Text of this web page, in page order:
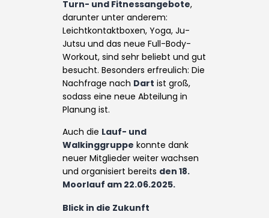
Turn- und Fitnessangebote,
darunter unter anderem:
Leichtkontaktboxen, Yoga, Ju-
Jutsu und das neue Full-Body-
Workout, sind sehr beliebt und gut
besucht. Besonders erfreulich: Die
Nachfrage nach Dart ist groß,
sodass eine neue Abteilung in
Planung ist.
Auch die Lauf- und
Walkinggruppe konnte dank
neuer Mitglieder weiter wachsen
und organisiert bereits den 18.
Moorlauf am 22.06.2025.
Blick in die Zukunft